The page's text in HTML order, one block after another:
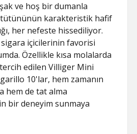
ve hoş bir dumanla
tütününün karakteristik hafif
her nefeste hissediliyor.
içicilerinin favorisi
Özellikle kısa molalarda
edilen Villiger Mini
10'lar, hem zamanın
hem de tat alma
bir deneyim sunmaya